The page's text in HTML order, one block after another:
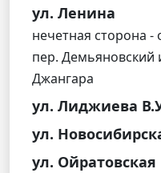
ул. Ленина
нечетная сторона
пер. Демьяновский
Джангара
ул. Лиджиева
ул.
ул. Ойратовская